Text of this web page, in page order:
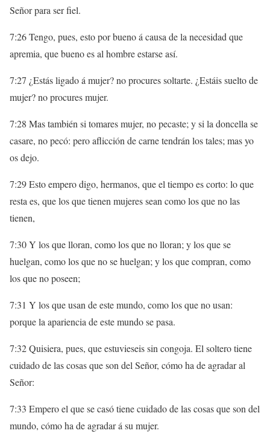
Señor para ser fiel.
7:26 Tengo, pues, esto por bueno á causa de la necesidad que
apremia, que bueno es al hombre estarse así.
7:27 ¿Estás ligado á mujer? no procures soltarte. ¿Estáis suelto de
mujer? no procures mujer.
7:28 Mas también si tomares mujer, no pecaste; y si la doncella se
casare, no pecó: pero aflicción de carne tendrán los tales; mas yo
os dejo.
7:29 Esto empero digo, hermanos, que el tiempo es corto: lo que
resta es, que los que tienen mujeres sean como los que no las
tienen,
7:30 Y los que lloran, como los que no lloran; y los que se
huelgan, como los que no se huelgan; y los que compran, como
los que no poseen;
7:31 Y los que usan de este mundo, como los que no usan:
porque la apariencia de este mundo se pasa.
7:32 Quisiera, pues, que estuvieseis sin congoja. El soltero tiene
cuidado de las cosas que son del Señor, cómo ha de agradar al
Señor:
7:33 Empero el que se casó tiene cuidado de las cosas que son del
mundo, cómo ha de agradar á su mujer.